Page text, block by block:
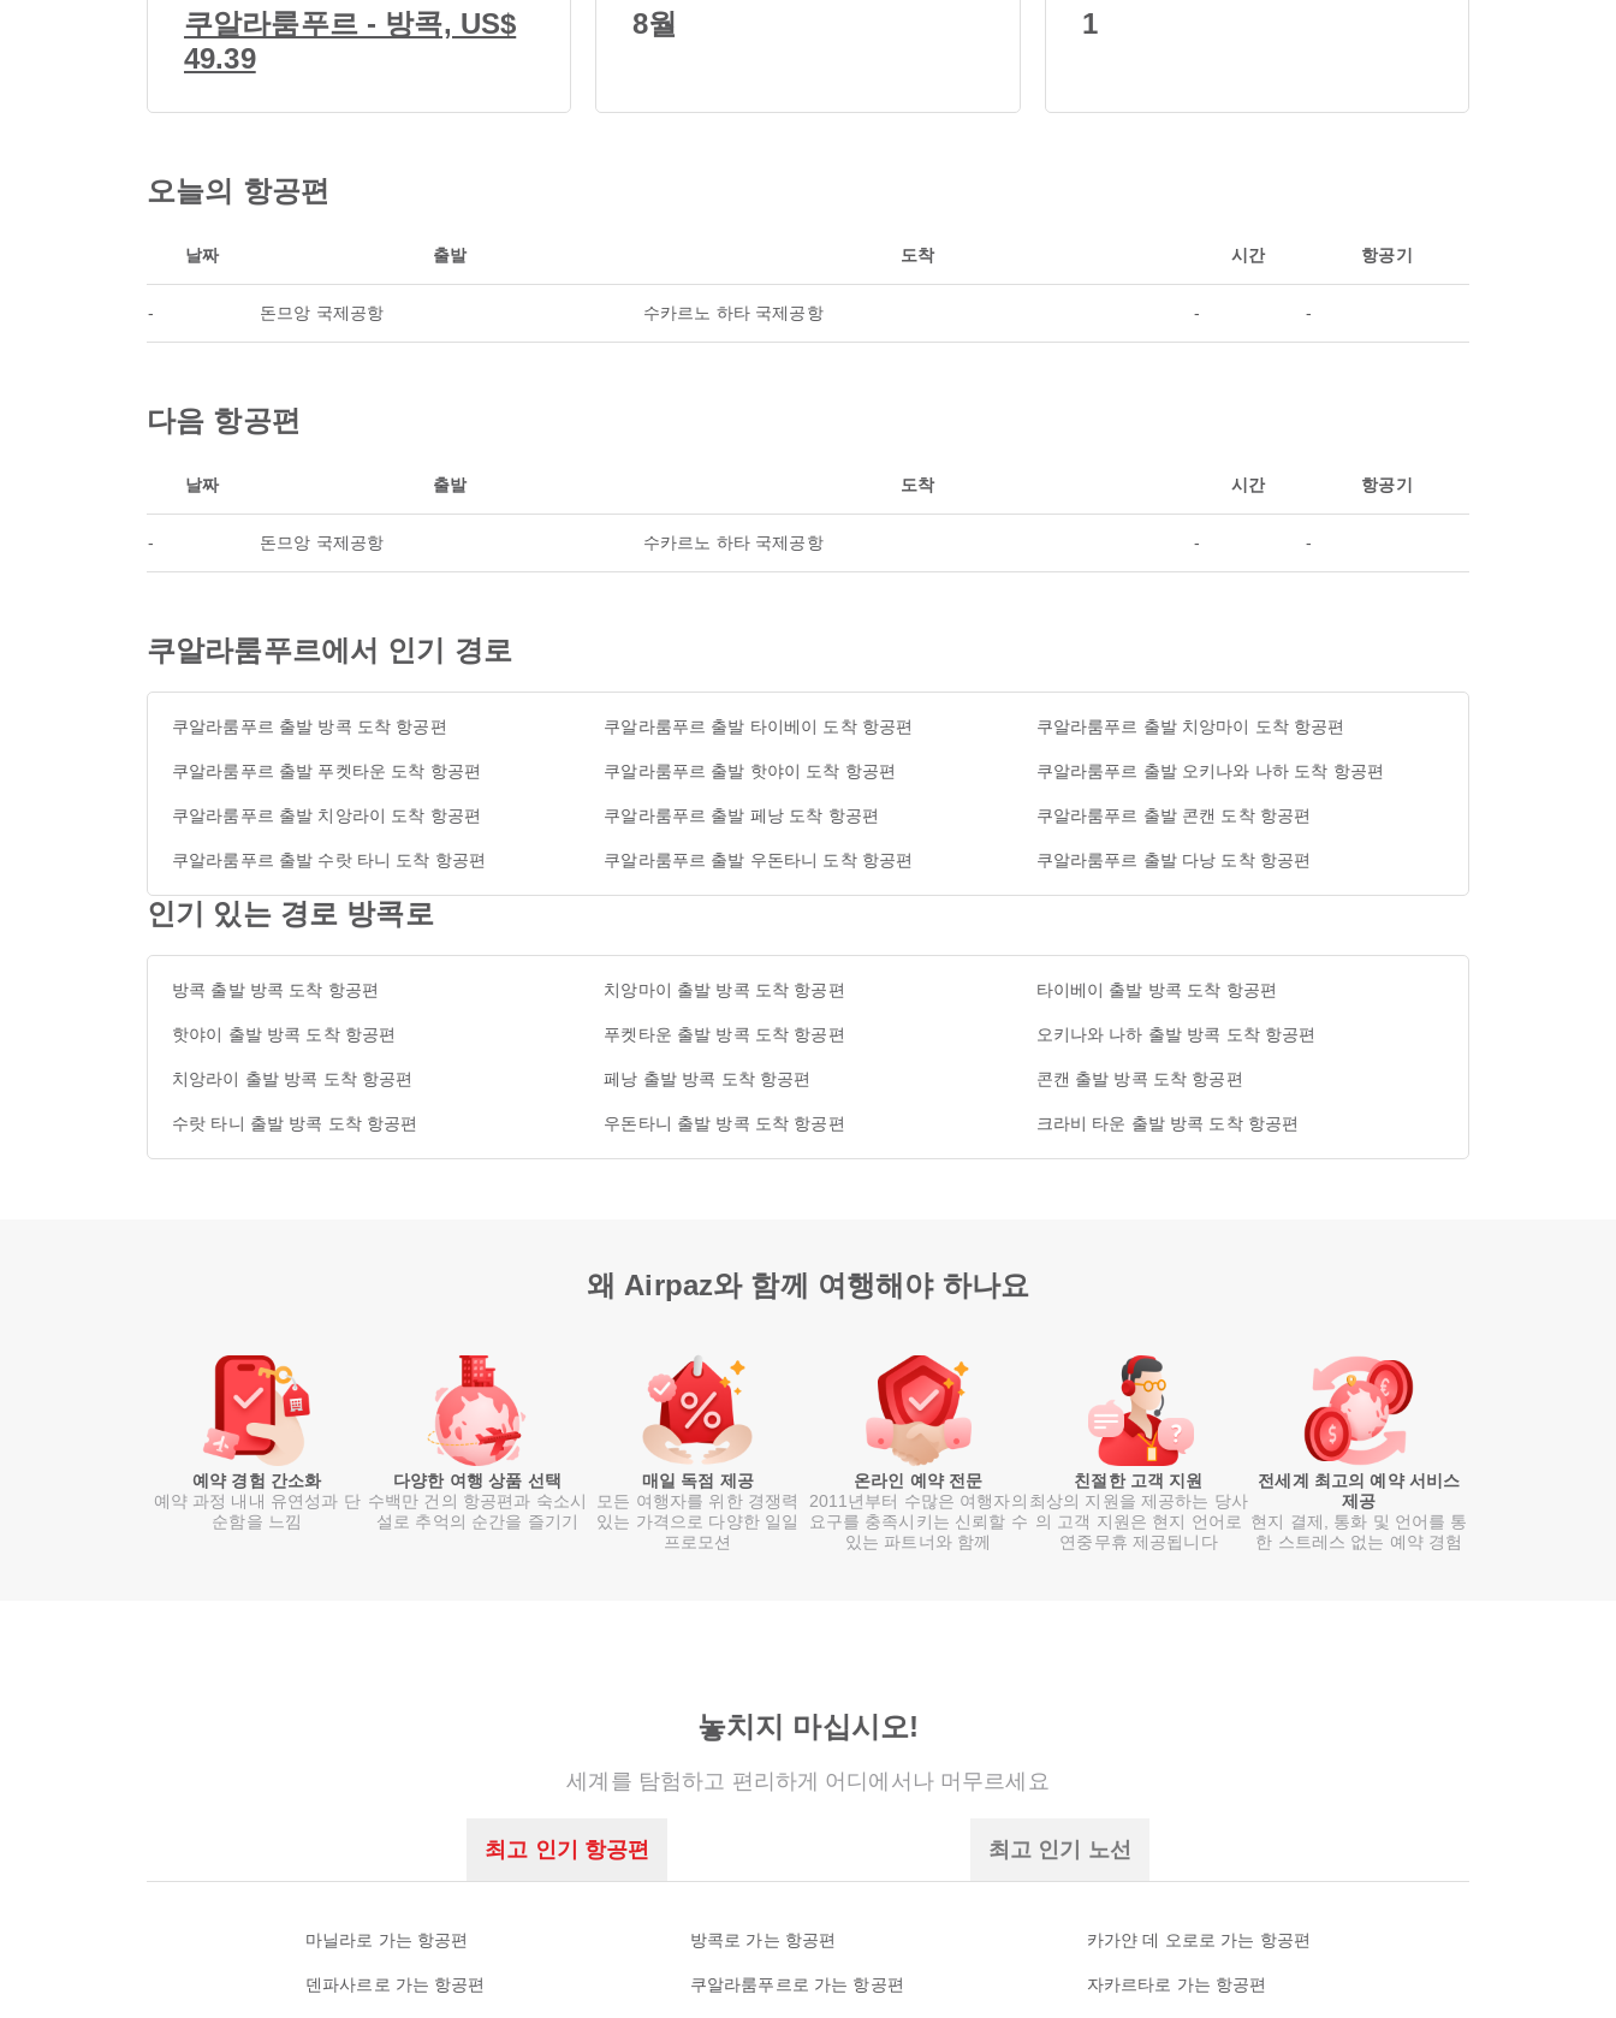
쿠알라룸푸르 - 방콕, US$
49.39
8월 1
오늘의 항공편
날짜 출발 도착 시간 항공기
- 돈므앙 국제공항 수카르노 하타 국제공항 - -
다음 항공편
날짜 출발 도착 시간 항공기
- 돈므앙 국제공항 수카르노 하타 국제공항 - -
쿠알라룸푸르에서 인기 경로
쿠알라룸푸르 출발 방콕 도착 항공편 쿠알라룸푸르 출발 타이베이 도착 항공편 쿠알라룸푸르 출발 치앙마이 도착 항공편
쿠알라룸푸르 출발 푸켓타운 도착 항공편 쿠알라룸푸르 출발 핫야이 도착 항공편 쿠알라룸푸르 출발 오키나와 나하 도착 항공편
쿠알라룸푸르 출발 치앙라이 도착 항공편 쿠알라룸푸르 출발 페낭 도착 항공편 쿠알라룸푸르 출발 콘캔 도착 항공편
쿠알라룸푸르 출발 수랏 타니 도착 항공편 쿠알라룸푸르 출발 우돈타니 도착 항공편 쿠알라룸푸르 출발 다낭 도착 항공편
인기 있는 경로 방콕로
방콕 출발 방콕 도착 항공편 치앙마이 출발 방콕 도착 항공편 타이베이 출발 방콕 도착 항공편
핫야이 출발 방콕 도착 항공편 푸켓타운 출발 방콕 도착 항공편 오키나와 나하 출발 방콕 도착 항공편
치앙라이 출발 방콕 도착 항공편 페낭 출발 방콕 도착 항공편 콘캔 출발 방콕 도착 항공편
수랏 타니 출발 방콕 도착 항공편 우돈타니 출발 방콕 도착 항공편 크라비 타운 출발 방콕 도착 항공편
왜 Airpaz와 함께 여행해야 하나요
예약 경험 간소화
예약 과정 내내 유연성과 단
순함을 느낌
다양한 여행 상품 선택
수백만 건의 항공편과 숙소시
설로 추억의 순간을 즐기기
매일 독점 제공
모든 여행자를 위한 경쟁력
있는 가격으로 다양한 일일
프로모션
온라인 예약 전문
2011년부터 수많은 여행자의
요구를 충족시키는 신뢰할 수
있는 파트너와 함께
친절한 고객 지원
최상의 지원을 제공하는 당사
의 고객 지원은 현지 언어로
연중무휴 제공됩니다
전세계 최고의 예약 서비스
제공
현지 결제, 통화 및 언어를 통
한 스트레스 없는 예약 경험
놓치지 마십시오!
세계를 탐험하고 편리하게 어디에서나 머무르세요
최고 인기 항공편 최고 인기 노선
마닐라로 가는 항공편 방콕로 가는 항공편 카가얀 데 오로로 가는 항공편
덴파사르로 가는 항공편 쿠알라룸푸르로 가는 항공편 자카르타로 가는 항공편